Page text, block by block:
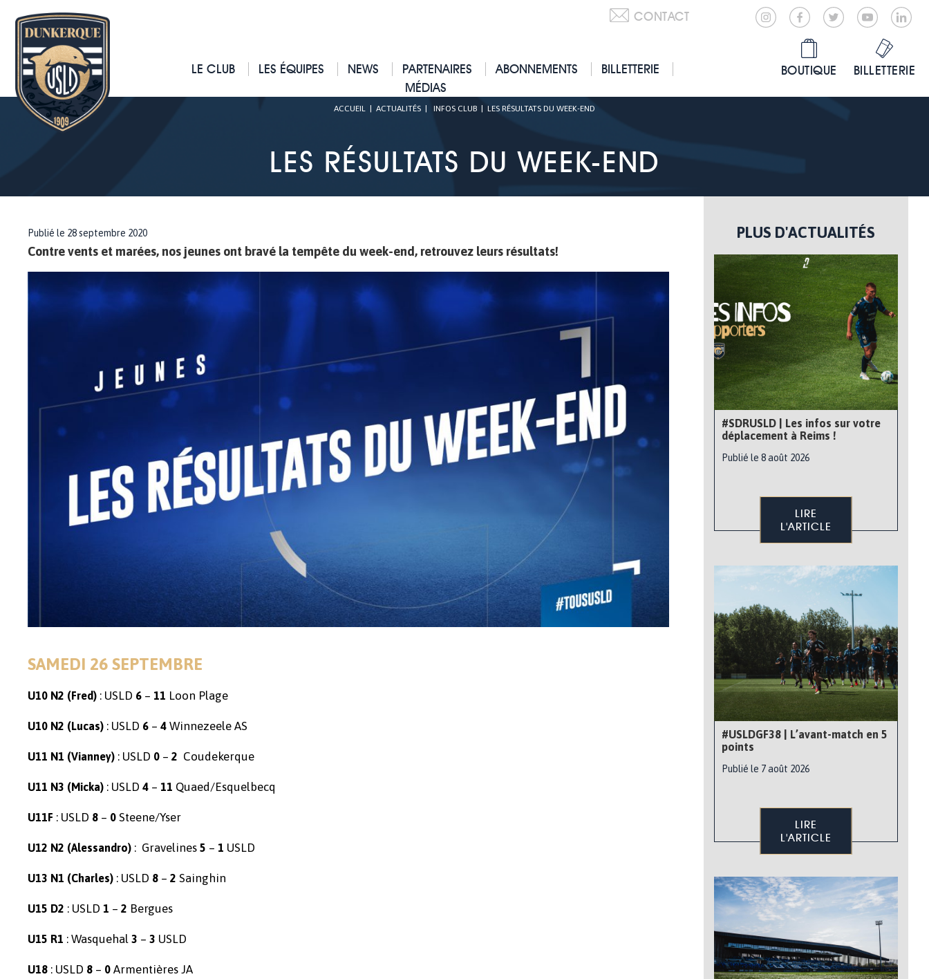
CONTACT
LE CLUB LES ÉQUIPES NEWS PARTENAIRES ABONNEMENTS
BILLETTERIE
MÉDIAS
BOUTIQUE BILLETTERIE
ACCUEIL ACTUALITÉS INFOS CLUB LES RÉSULTATS DU WEEK-END
LES RÉSULTATS DU WEEK-END
Publié le 28 septembre 2020
Contre vents et marées, nos jeunes ont bravé la tempête du week-end, retrouvez leurs résultats!
SAMEDI 26 SEPTEMBRE
U10 N2 (Fred) : USLD 6 – 11 Loon Plage
U10 N2 (Lucas) : USLD 6 – 4 Winnezeele AS
U11 N1 (Vianney) : USLD 0 – 2 Coudekerque
U11 N3 (Micka) : USLD 4 – 11 Quaed/Esquelbecq
U11F : USLD 8 – 0 Steene/Yser
U12 N2 (Alessandro) : Gravelines 5 – 1 USLD
U13 N1 (Charles) : USLD 8 – 2 Sainghin
U15 D2 : USLD 1 – 2 Bergues
U15 R1 : Wasquehal 3 – 3 USLD
U18 : USLD 8 – 0 Armentières JA
PLUS D'ACTUALITÉS
#SDRUSLD | Les infos sur votre
déplacement à Reims !
Publié le 8 août 2026
LIRE
L'ARTICLE
#USLDGF38 | L’avant-match en 5
points
Publié le 7 août 2026
LIRE
L'ARTICLE